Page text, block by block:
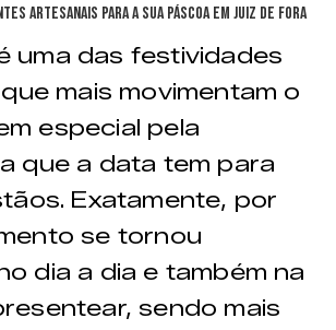
uma das festividades
mais movimentam o
especial pela
que a data tem para
Exatamente, por
se tornou
dia a dia e também na
sendo mais